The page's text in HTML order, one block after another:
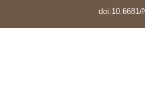
doi:10.6681/